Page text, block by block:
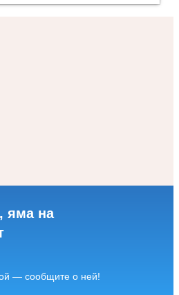
яма на
— сообщите о ней!